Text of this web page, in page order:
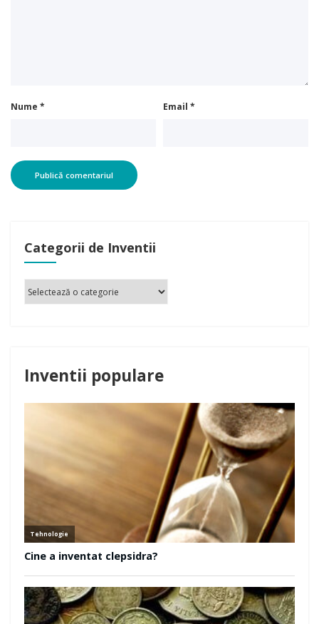
Nume Email
Categorii de Inventii
Inventii populare